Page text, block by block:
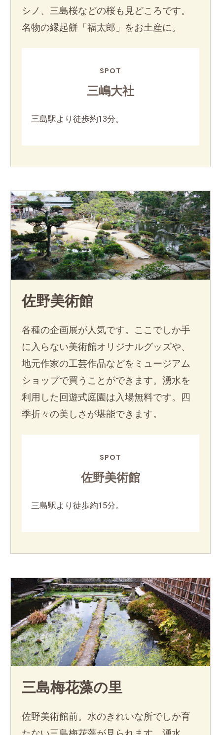
シノ、三島桜などの桜も見どころです。
名物の縁起餅「福太郎」をお土産に。
SPOT
三嶋大社
三島駅より徒歩約13分。
佐野美術館
各種の企画展が人気です。ここでしか手
に入らない美術館オリジナルグッズや、
地元作家の工芸作品などをミュージアム
ショップで買うことができます。湧水を
利用した回遊式庭園は入場無料です。四
季折々の美しさが堪能できます。
SPOT
佐野美術館
三島駅より徒歩約15分。
三島梅花藻の里
佐野美術館前。水のきれいな所でしか育